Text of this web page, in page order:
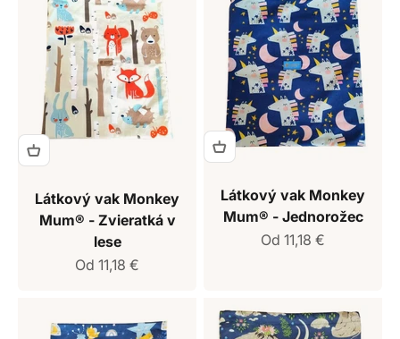
Látkový vak Monkey
Mum® - Zvieratká v
lese
Predajná cena
Od 11,18 €
Látkový vak Monkey
Mum® - Jednorožec
Predajná cena
Od 11,18 €